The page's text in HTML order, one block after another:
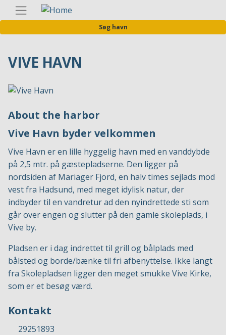
til
hovedindhold
Søg havn
VIVE HAVN
About the harbor
Vive Havn byder velkommen
Vive Havn er en lille hyggelig havn med en vanddybde
på 2,5 mtr. på gæstepladserne. Den ligger på
nordsiden af Mariager Fjord, en halv times sejlads mod
vest fra Hadsund, med meget idylisk natur, der
indbyder til en vandretur ad den nyindrettede sti som
går over engen og slutter på den gamle skoleplads, i
Vive by.
Pladsen er i dag indrettet til grill og bålplads med
bålsted og borde/bænke til fri afbenyttelse. Ikke langt
fra Skolepladsen ligger den meget smukke Vive Kirke,
som er et besøg værd.
Kontakt
29251893